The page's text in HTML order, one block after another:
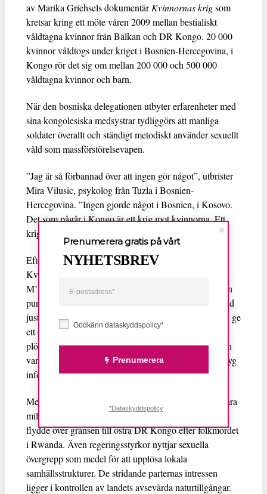
av Marika Griehsels dokumentärKvinnornas krigsom
kretsar kring ett möte våren 2009 mellan bestialiskt
våldtagna kvinnor från Balkan och DR Kongo. 20 000
kvinnor våldtogs under kriget i Bosnien-Hercegovina, i
Kongo rör det sig om mellan 200 000 och 500 000
våldtagna kvinnor och barn.
När den bosniska delegationen utbyter erfarenheter med
sina kongolesiska medsystrar tydliggörs att manliga
soldater överallt och ständigt metodiskt använder sexuellt
våld som massförstörelsevapen.
”Jag är så förbannad över att ingen gör något”, utbrister
Mira Vilusic, psykolog från Tuzla i Bosnien-
Hercegovina. ”Ingen gjorde något i Bosnien, i Kosovo.
Det som pågår i Kongo är ett krig mot kvinnorna. Ett
krig där vapnet är våldtäkt.”
Efter visningen följde panelsamtal med Kvinna till
Kvinnas generalsekreterare Lena Ag och Godelive
M’longe Msabah från kongolesiska Femmes en Action
pur le Developpement Intégré (FADI). ”Jag jobbar med
just de här frågorna,” sade M’longe Msabah. ”Låt mig ge
ett exempel; Dottern i en familj var höggravid. Så
plötsligt kom soldaterna. De väntade tills förlossningen
var över och våldtog henne då med diverse olika verktyg
inför hennes mor och flera små barn.”
Merparten av de skyldiga till massvåldtäkterna sägs vara
milisen Interhamwe som består av huturebeller som
flydde över gränsen till östra DR Kongo efter folkmordet
i Rwanda. Även regeringsstyrkor nyttjar sexuella
övergrepp som medel för att upplösa lokala
samhällsstrukturer. De stridande parternas intressen
ligger i kontrollen av landets avsevärda naturtillgångar.
Godkänn dataskyddspolicy*
Prenumerera
Prenumerera gratis på vårt
NYHETSBREV
*Dataskyddspolicy